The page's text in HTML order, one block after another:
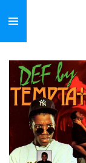
direct
naar
de
hoofdinhoud